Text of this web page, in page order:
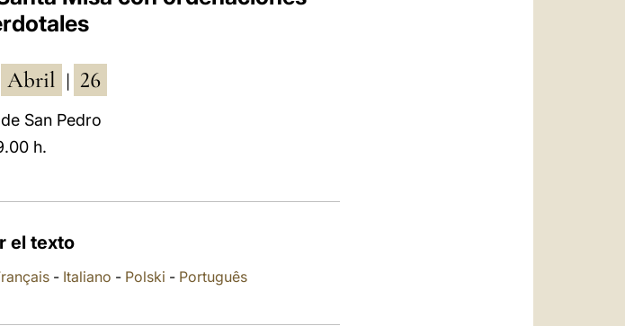
Abril 26
San Pedro
h.
el texto
- Italiano - Polski - Português